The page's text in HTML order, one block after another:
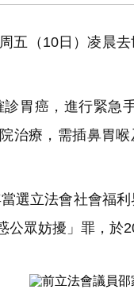
（10日）凌晨
胃癌，進行緊急
治療，需插鼻胃
選立法會社會福
公眾妨擾」罪，於